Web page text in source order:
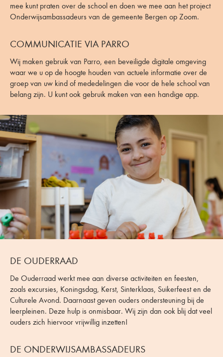
mee kunt praten over de school en doen we mee aan het project
Onderwijsambassadeurs van de gemeente Bergen op Zoom.
COMMUNICATIE VIA PARRO
Wij maken gebruik van Parro, een beveiligde digitale omgeving
waar we u op de hoogte houden van actuele informatie over de
groep van uw kind of mededelingen die voor de hele school van
belang zijn. U kunt ook gebruik maken van een handige app.
DE OUDERRAAD
De Ouderraad werkt mee aan diverse activiteiten en feesten,
zoals excursies, Koningsdag, Kerst, Sinterklaas, Suikerfeest en de
Culturele Avond. Daarnaast geven ouders ondersteuning bij de
leerpleinen. Deze hulp is onmisbaar. Wij zijn dan ook blij dat veel
ouders zich hiervoor vrijwillig inzetten!
DE ONDERWIJSAMBASSADEURS